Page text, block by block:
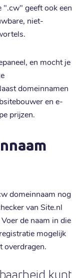
".cw" geeft ook een
niet-
en mocht je
domeinnamen
en e-
prijzen.
domeinnaam nog
van Site.nl
de naam in die
mogelijk
overdragen.
kunt